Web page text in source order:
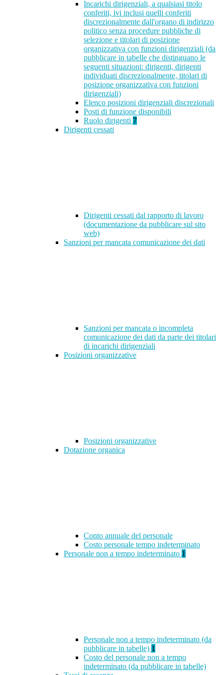
Incarichi dirigenziali, a qualsiasi titolo
conferiti, ivi inclusi quelli conferiti
discrezionalmente dall'organo di indirizzo
politico senza procedure pubbliche di
selezione e titolari di posizione
organizzativa con funzioni dirigenziali (da
pubblicare in tabelle che distinguano le
seguenti situazioni: dirigenti, dirigenti
individuati discrezionalmente, titolari di
posizione organizzativa con funzioni
dirigenziali)
Elenco posizioni dirigenziali discrezionali
Posti di funzione disponibili
Ruolo dirigenti 7
Dirigenti cessati
Dirigenti cessati dal rapporto di lavoro
(documentazione da pubblicare sul sito
web)
Sanzioni per mancata comunicazione dei dati
Sanzioni per mancata o incompleta
comunicazione dei dati da parte dei titolari
di incarichi dirigenziali
Posizioni organizzative
Posizioni organizzative
Dotazione organica
Conto annuale del personale
Costo personale tempo indeterminato
Personale non a tempo indeterminato 1
Personale non a tempo indeterminato (da
pubblicare in tabelle) 1
Costo del personale non a tempo
indeterminato (da pubblicare in tabelle)